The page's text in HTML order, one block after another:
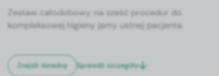
Zestaw całodobowy, na sześć procedur do
kompleksowej higieny jamy ustnej pacjenta.
Znajdź doradcę Sprawdź szczegóły